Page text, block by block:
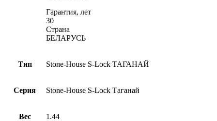
Гарантия, лет
30
Страна
БЕЛАРУСЬ
Тип Stone-House S-Lock ТАГАНАЙ
Серия Stone-Нouse S-Lock Таганай
Вес 1.44